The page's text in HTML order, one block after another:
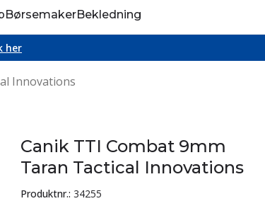
BørsemakerBekledning
her
Innovations
Canik TTI Combat 9mm
Taran Tactical Innovations
Produktnr.: 34255